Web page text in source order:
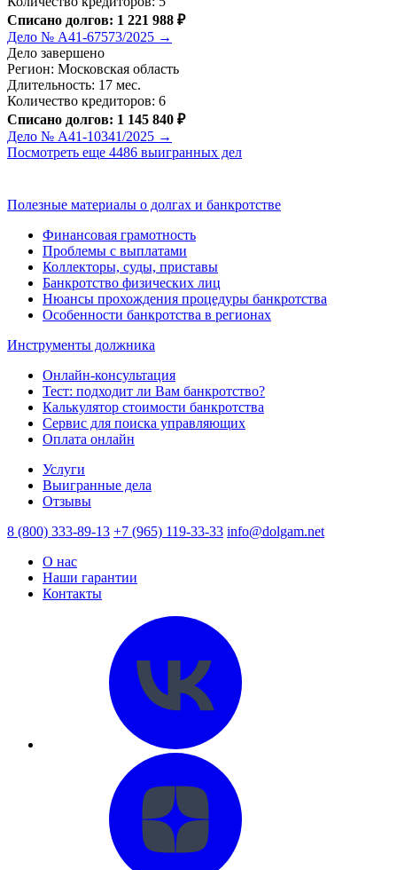
Списано долгов: 1 221 988 ₽
Дело № А41-67573/2025 →
Дело завершено
Регион: Московская область
Длительность: 17 мес.
Количество кредиторов: 6
Списано долгов: 1 145 840 ₽
Дело № А41-10341/2025 →
Посмотреть еще 4486 выигранных дел
Полезные материалы о долгах и банкротстве
Финансовая грамотность
Проблемы с выплатами
Коллекторы, суды, приставы
Банкротство физических лиц
Нюансы прохождения процедуры банкротства
Особенности банкротства в регионах
Инструменты должника
Онлайн-консультация
Тест: подходит ли Вам банкротство?
Калькулятор стоимости банкротства
Сервис для поиска управляющих
Оплата онлайн
Услуги
Выигранные дела
Отзывы
8 (800) 333-89-13 +7 (965) 119-33-33 info@dolgam.net
О нас
Наши гарантии
Контакты